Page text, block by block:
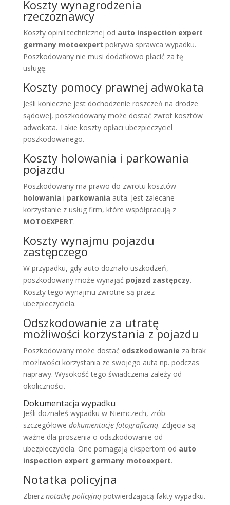
Koszty wynagrodzenia
rzeczoznawcy
Koszty opinii technicznej od auto inspection expert
germany motoexpert pokrywa sprawca wypadku.
Poszkodowany nie musi dodatkowo płacić za tę
usługę.
Koszty pomocy prawnej adwokata
Jeśli konieczne jest dochodzenie roszczeń na drodze
sądowej, poszkodowany może dostać zwrot kosztów
adwokata. Takie koszty opłaci ubezpieczyciel
poszkodowanego.
Koszty holowania i parkowania
pojazdu
Poszkodowany ma prawo do zwrotu kosztów
holowania i parkowania auta. Jest zalecane
korzystanie z usług firm, które współpracują z
MOTOEXPERT.
Koszty wynajmu pojazdu
zastępczego
W przypadku, gdy auto doznało uszkodzeń,
poszkodowany może wynająć pojazd zastępczy.
Koszty tego wynajmu zwrotne są przez
ubezpieczyciela.
Odszkodowanie za utratę
możliwości korzystania z pojazdu
Poszkodowany może dostać odszkodowanie za brak
możliwości korzystania ze swojego auta np. podczas
naprawy. Wysokość tego świadczenia zależy od
okoliczności.
Dokumentacja wypadku
Jeśli doznałeś wypadku w Niemczech, zrób
szczegółowe dokumentację fotograficzną. Zdjęcia są
ważne dla proszenia o odszkodowanie od
ubezpieczyciela. One pomagają ekspertom od auto
inspection expert germany motoexpert.
Notatka policyjna
Zbierz notatkę policyjnąpotwierdzającą fakty wypadku.